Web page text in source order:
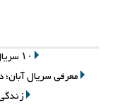
۱۰ سریال مشابه چیزهای عجیب که ارزش تماشا دارند
معرفی سریال آبان؛